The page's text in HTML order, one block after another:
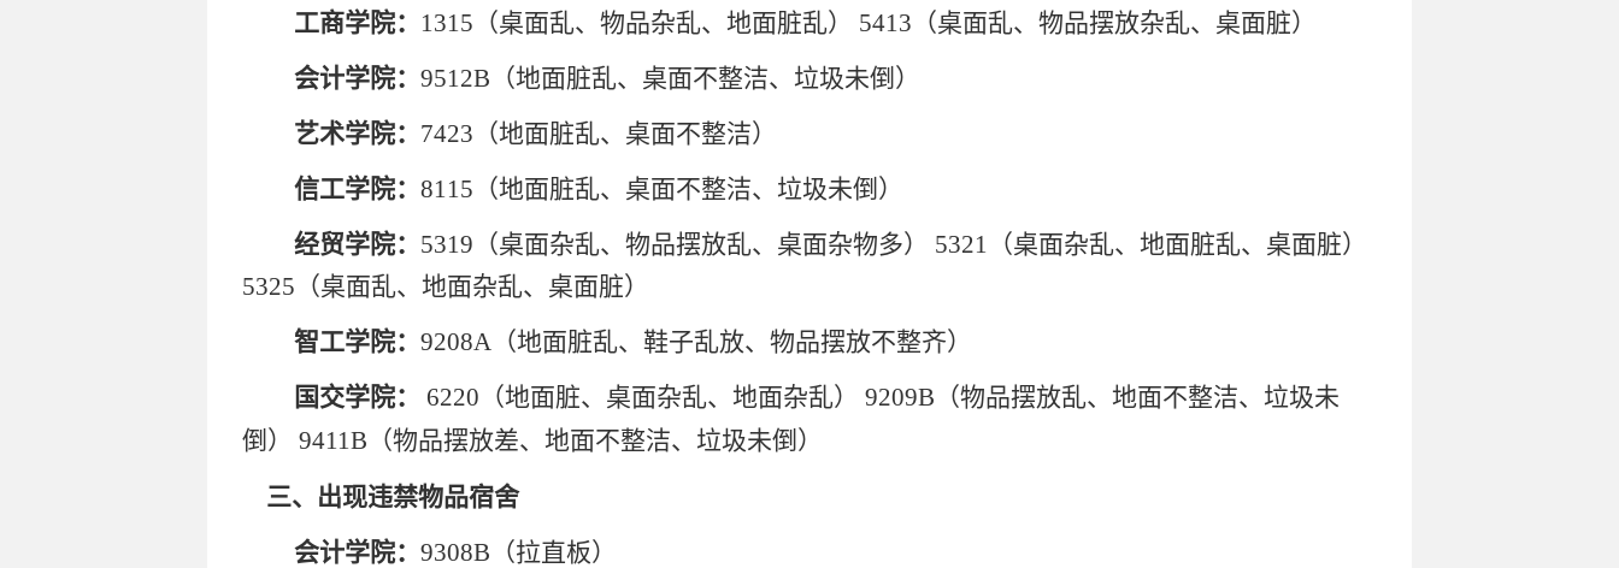
工商学院： 1315（桌面乱、物品杂乱、地面脏乱） 5413（桌面乱、物品摆放杂乱、桌面脏）
会计学院： 9512B（地面脏乱、桌面不整洁、垃圾未倒）
艺术学院： 7423（地面脏乱、桌面不整洁）
信工学院： 8115（地面脏乱、桌面不整洁、垃圾未倒）
经贸学院： 5319（桌面杂乱、物品摆放乱、桌面杂物多） 5321（桌面杂乱、地面脏乱、桌面脏）
5325（桌面乱、地面杂乱、桌面脏）
智工学院： 9208A（地面脏乱、鞋子乱放、物品摆放不整齐）
国交学院：
6220（地面脏、桌面杂乱、地面杂乱） 9209B（物品摆放乱、地面不整洁、垃圾未
倒）
9411B（物品摆放差、地面不整洁、垃圾未倒）
三、出现违禁物品宿舍
会计学院： 9308B（拉直板）